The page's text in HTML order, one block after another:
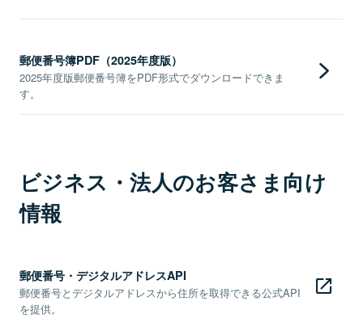
郵便番号簿PDF（2025年度版）
2025年度版郵便番号簿をPDF形式でダウンロードできま
す。
ビジネス・法人のお客さま向け
情報
郵便番号・デジタルアドレスAPI
郵便番号とデジタルアドレスから住所を取得できる公式API
を提供。